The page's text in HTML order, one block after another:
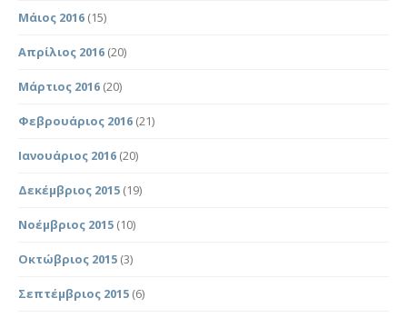
Μάιος 2016 (15)
Απρίλιος 2016 (20)
Μάρτιος 2016 (20)
Φεβρουάριος 2016 (21)
Ιανουάριος 2016 (20)
Δεκέμβριος 2015 (19)
Νοέμβριος 2015 (10)
Οκτώβριος 2015 (3)
Σεπτέμβριος 2015 (6)